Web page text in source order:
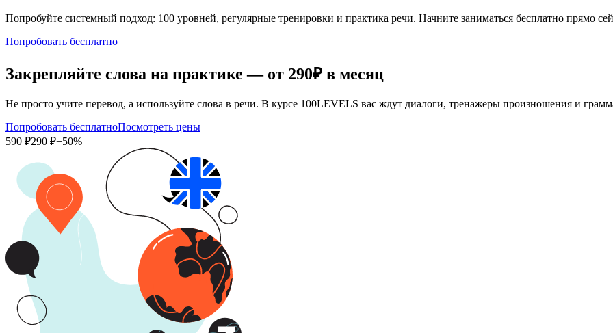
Попробуйте системный подход: 100 уровней, регулярные тренировки и практика речи. Начните заниматься бесплатно прямо
Попробовать бесплатно
Закрепляйте слова на практике — от 290₽ в месяц
Не просто учите перевод, а используйте слова в речи. В курсе 100LEVELS вас ждут диалоги, тренажеры произношения и
Попробовать бесплатноПосмотреть цены
590 ₽290 ₽−50%